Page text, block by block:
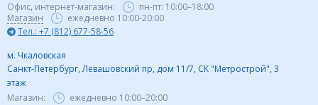
Офис, интернет-магазин:
пн-пт: 10:00–18:00
Магазин
ежедневно 10:00-20:00
Тел.: +7 (812) 677-58-56
м. Чкаловская
Санкт-Петербург, Левашовский пр, дом 11/7, СК "Метрострой", 3
этаж
Магазин:
ежедневно 10:00–20:00